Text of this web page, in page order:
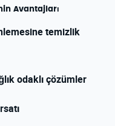
Avantajları
temizlik
odaklı çözümler